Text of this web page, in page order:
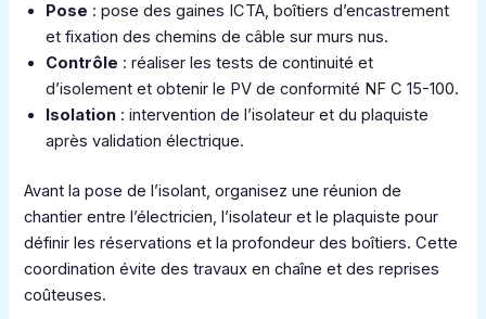
Pose : pose des gaines ICTA, boîtiers d’encastrement
et fixation des chemins de câble sur murs nus.
Contrôle : réaliser les tests de continuité et
d’isolement et obtenir le PV de conformité NF C 15-100.
Isolation : intervention de l’isolateur et du plaquiste
après validation électrique.
Avant la pose de l’isolant, organisez une réunion de
chantier entre l’électricien, l’isolateur et le plaquiste pour
définir les réservations et la profondeur des boîtiers. Cette
coordination évite des travaux en chaîne et des reprises
coûteuses.